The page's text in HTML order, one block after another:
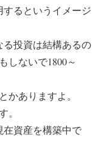
るというイメージ
投資は結構あるの
しないで1800～
かありますよ。
。
資産を構築中で